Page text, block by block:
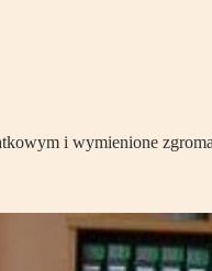
i wymienione